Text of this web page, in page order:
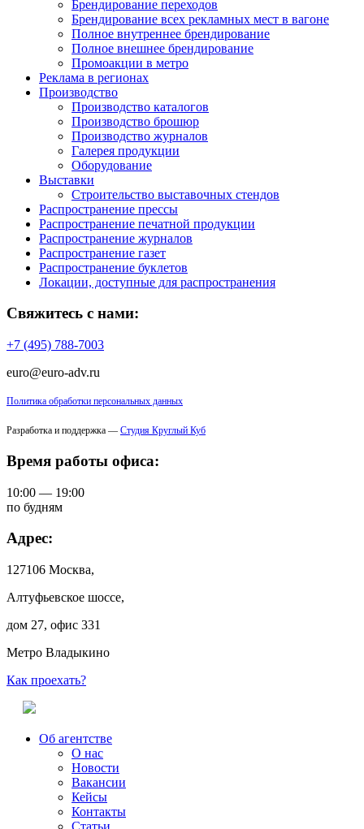
Брендирование переходов
Брендирование всех рекламных мест в вагоне
Полное внутреннее брендирование
Полное внешнее брендирование
Промоакции в метро
Реклама в регионах
Производство
Производство каталогов
Производство брошюр
Производство журналов
Галерея продукции
Оборудование
Выставки
Строительство выставочных стендов
Распространение прессы
Распространение печатной продукции
Распространение журналов
Распространение газет
Распространение буклетов
Локации, доступные для распространения
Свяжитесь с нами:
+7 (495) 788-7003
euro@euro-adv.ru
Политика обработки персональных данных
Разработка и поддержка — Студия Круглый Куб
Время работы офиса:
10:00 — 19:00
по будням
Адрес:
127106 Москва,
Алтуфьевское шоссе,
дом 27, офис 331
Метро Владыкино
Как проехать?
Об агентстве
О нас
Новости
Вакансии
Кейсы
Контакты
Статьи